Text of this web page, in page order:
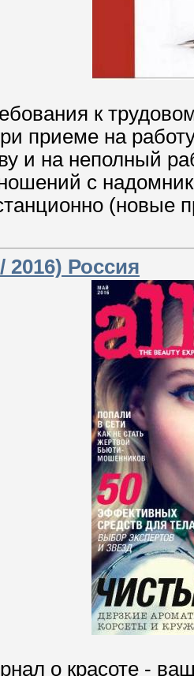
к
приеме на
и на неполный
с
(новые
Россия
о красоте -